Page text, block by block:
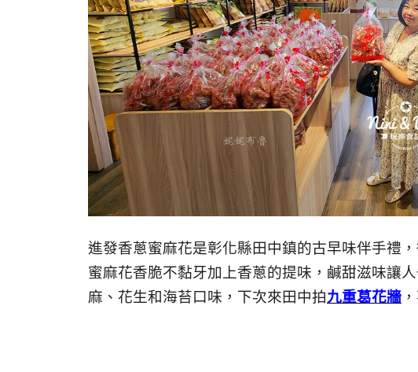
進發香蔥蜜麻花是彰化縣田中鎮的古早味伴手禮
蜜麻花香脆不黏牙加上香蔥的提味，鹹甜滋味讓
麻、花生和海苔口味，下次來田中拍九重葛花牆